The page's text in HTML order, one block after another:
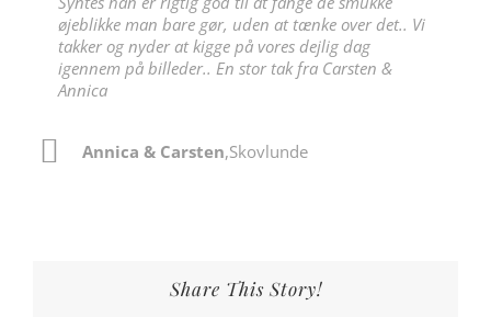
øjeblikke man bare gør, uden at tænke over det.. Vi
takker og nyder at kigge på vores dejlig dag
igennem på billeder.. En stor tak fra Carsten &
Annica
Annica & Carsten,Skovlunde
bestilt ham til næste fotografering!
Lise Ballerup
Lars,Ølstykke
Sten, Lyngby
Rikke,København
Share This Story!